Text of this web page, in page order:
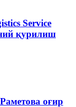
Service
қурилиш
оғир